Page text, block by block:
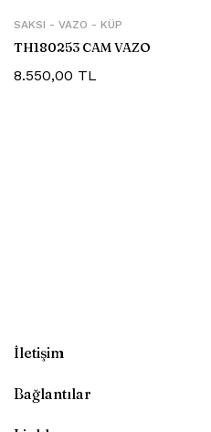
SAKSI - VAZO - KÜP
TH180253 CAM VAZO
8.550,00 TL
İletişim
Bağlantılar